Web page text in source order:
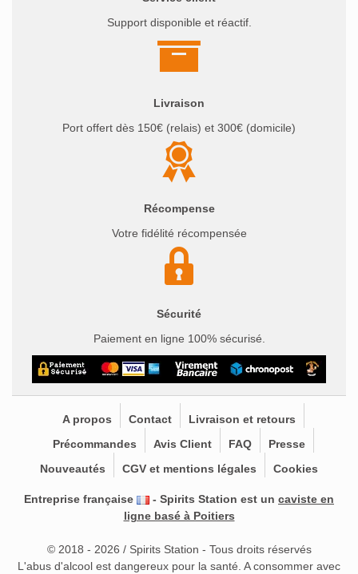
Support disponible et réactif.
Livraison
Port offert dès 150€ (relais) et 300€ (domicile)
Récompense
Votre fidélité récompensée
Sécurité
Paiement en ligne 100% sécurisé.
A propos Contact
Livraison et retours
Précommandes
Avis Client FAQ
Presse
Nouveautés
CGV et mentions légales Cookies
Entreprise française - Spirits Station est un caviste en
ligne basé à Poitiers
© 2018 - 2026 / Spirits Station - Tous droits réservés
L'abus d'alcool est dangereux pour la santé. A consommer avec